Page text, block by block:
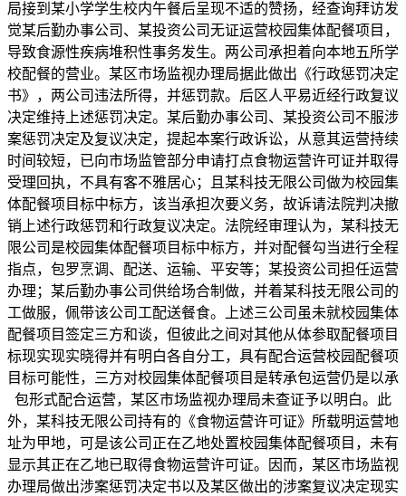
局接到某小学学生校内午餐后呈现不适的赞扬，经查询拜访发
觉某后勤办事公司、某投资公司无证运营校园集体配餐项目，
导致食源性疾病堆积性事务发生。两公司承担着向本地五所学
校配餐的营业。某区市场监视办理局据此做出《行政惩罚决定
书》，两公司违法所得，并惩罚款。后区人平易近经行政复议
决定维持上述惩罚决定。某后勤办事公司、某投资公司不服涉
案惩罚决定及复议决定，提起本案行政诉讼，从意其运营持续
时间较短，已向市场监管部分申请打点食物运营许可证并取得
受理回执，不具有客不雅居心；且某科技无限公司做为校园集
体配餐项目标中标方，该当承担次要义务，故诉请法院判决撤
销上述行政惩罚和行政复议决定。法院经审理认为，某科技无
限公司是校园集体配餐项目标中标方，并对配餐勾当进行全程
指点，包罗烹调、配送、运输、平安等；某投资公司担任运营
办理；某后勤办事公司供给场合制做，并着某科技无限公司的
工做服，佩带该公司工配送餐食。上述三公司虽未就校园集体
配餐项目签定三方和谈，但彼此之间对其他从体参取配餐项目
标现实现实晓得并有明白各自分工，具有配合运营校园配餐项
目标可能性，三方对校园集体配餐项目是转承包运营仍是以承
包形式配合运营，某区市场监视办理局未查证予以明白。此
外，某科技无限公司持有的《食物运营许可证》所载明运营地
址为甲地，可是该公司正在乙地处置校园集体配餐项目，未有
显示其正在乙地已取得食物运营许可证。因而，某区市场监视
办理局做出涉案惩罚决定书以及某区做出的涉案复议决定现实